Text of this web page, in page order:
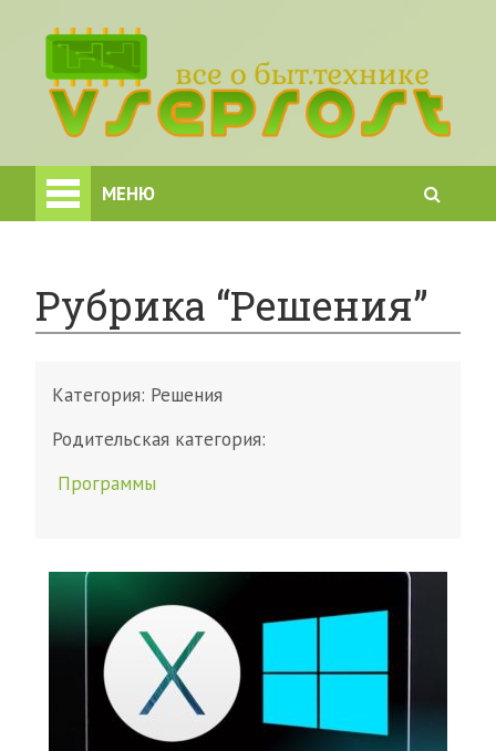
МЕНЮ
Рубрика “Решения”
Категория: Решения
Родительская категория:
Программы